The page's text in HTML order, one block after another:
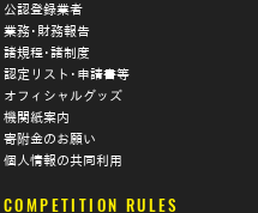
公認登録業者
業務･財務報告
諸規程･諸制度
認定リスト･申請書等
オフィシャルグッズ
機関紙案内
寄附金のお願い
個人情報の共同利用
COMPETITION RULES